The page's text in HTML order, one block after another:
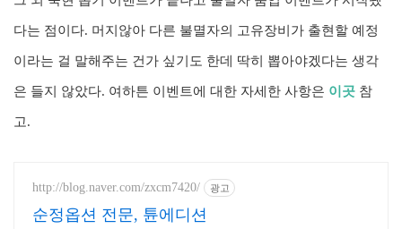
다는 점이다. 머지않아 다른 불멸자의 고유장비가 출현할 예정
이라는 걸 말해주는 건가 싶기도 한데 딱히 뽑아야겠다는 생각
은 들지 않았다. 여하튼 이벤트에 대한 자세한 사항은 이곳 참
고.
http://blog.naver.com/zxcm7420/ 광고
순정옵션 전문, 튠에디션